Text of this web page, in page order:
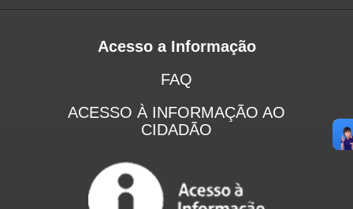
Acesso a Informação
FAQ
ACESSO À INFORMAÇÃO AO
CIDADÃO